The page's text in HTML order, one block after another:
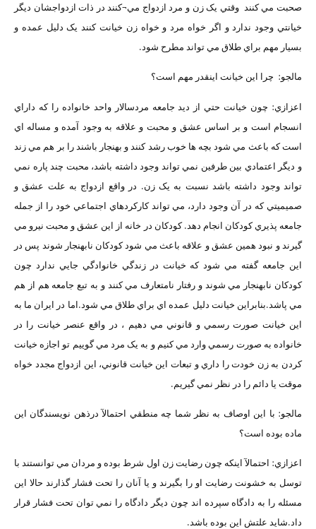
صحبت مي کنند وقتي يک زن و مرد ازدواج مي¬کنند در ذات ازدواجشان ديگر
خيانتي وجود ندارد و اگر خواه مرد و خواه زن خيانت کنند يک دليل عمده و
بسيار مهم براي طلاق مي تواند مطرح شود.
مالجو: چرا اين خيانت اينقدر مهم است؟
اعزازي: چون خيانت حتي از ديد جامعه مردسالار واحد خانواده را که داراي
انسجام است و بر اساس عشق و محبت و علاقه به وجود آمده و مساله اي
است که باعث مي شود بچه ها خوب رشد کنند و بهنجار باشند را بر هم مي زند
و ديگر اعتمادي بين طرفين نمي تواند وجود داشته باشد، محبت چند پاره نمي
تواند وجود داشته باشد نسبت به يک زن. در واقع ازدواج به علت عشق و
صميميتي که در آن وجود دارد، مي تواند کارکردهاي اجتماعي خود را از جمله
جامعه پذيري کودکان انجام دهد. کودکان در خانه از اين عشق و محبت نيرو مي
گيرند و نبود همين عشق و علاقه باعث مي شود کودکان نابهنجار شوند پس در
اين جامعه گفته مي شود که خيانت در زندگي خانوادگي جايي ندارد چون
کودکان نابهنجار مي شوند و رفتار نامتعارف مي کنند و به تبع جامعه هم از هم
مي پاشد.بنابراين خيانت دليل عمده اي براي طلاق مي شود.اما در ايران ما به
اين خيانت صورت رسمي و قانوني مي دهيم ، در واقع عنصر خيانت را در
خانواده به صورت رسمي وارد مي کنيم و به يک مرد مي گوييم تو اجازه خيانت
کردن به زن خودت را داري و تبعات اين خيانت قانوني، اين ازدواج مجدد خواه
موقت يا دائم را در نظر نمي گيريم.
مالجو: با اين اوصاف به نظر شما چه منطقي احتمالآ درذهن نويسندگان اين
ماده بوده است؟
اعزازي: احتمالآ اينکه چون رضايت زن اول شرط بوده و مردان مي توانستند با
توسل به خشونت رضايت او را بگيرند و يا آنان را تحت فشار گذارند حالا اين
مسئله را به دادگاه سپرده اند چون ديگر دادگاه را نمي توان تحت فشار قرار
داد.شايد علتش اين بوده باشد.